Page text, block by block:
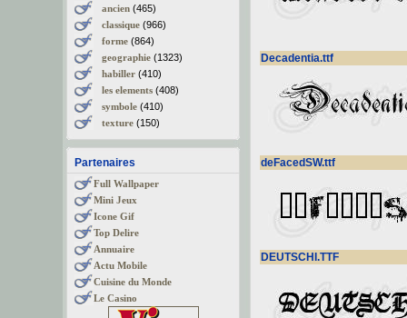
ancien(465)
classique(966)
forme(864)
geographie(1323)
habiller(410)
les elements(408)
symbole(410)
texture(150)
Partenaires
Full Wallpaper
Mini Jeux
Icone Gif
Top Delire
Annuaire
Actu Mobile
Cuisine du Monde
Le Casino
Decadentia.ttf
deFacedSW.ttf
DEUTSCHI.TTF